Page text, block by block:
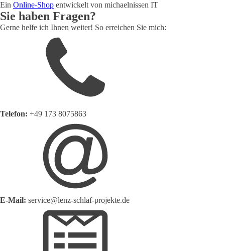
Ein Online-Shop entwickelt von michaelnissen IT
Sie haben Fragen?
Gerne helfe ich Ihnen weiter! So erreichen Sie mich:
Telefon: +49 173 8075863
E-Mail: service@lenz-schlaf-projekte.de